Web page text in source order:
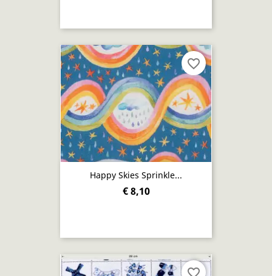
Happy Skies Sprinkle...
€ 8,10
favorite_border
favorite_border